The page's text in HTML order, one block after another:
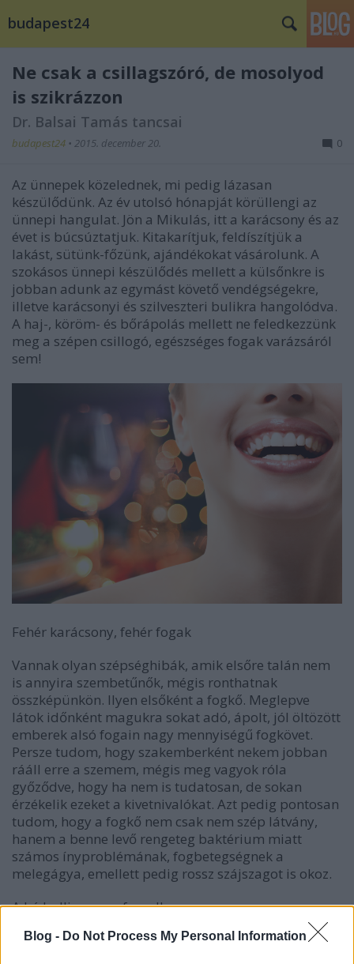
Blog - Do Not Process My Personal Information
budapest24
Ne csak a csillagszóró, de mosolyod
is szikrázzon
Dr. Balsai Tamás tancsai
budapest24 • 2015. december 20. 0
Az ünnepek közelednek, mi pedig lázasan
készülődünk. Az év utolsó hónapját körüllengi az
ünnepi hangulat. Jön a Mikulás, itt a karácsony és az
évet is búcsúztatjuk. Kitakarítjuk, feldíszítjük a
lakást, sütünk-főzünk, ajándékokat vásárolunk. A
szokásos ünnepi készülődés mellett a külsőnkre is
jobban adunk az egymást követő vendégségekre,
illetve karácsonyi és szilveszteri bulikra hangolódva.
A haj-, köröm- és bőrápolás mellett ne feledkezzünk
meg a szépen csillogó, egészséges fogak varázsáról
sem!
Fehér karácsony, fehér fogak
Vannak olyan szépséghibák, amik elsőre talán nem
is annyira szembetűnők, mégis ronthatnak
összképünkön. Ilyen elsőként a fogkő. Meglepve
látok időnként magukra sokat adó, ápolt, jól öltözött
emberek alsó fogain nagy mennyiségű fogkövet.
Persze tudom, hogy szakemberként nekem jobban
rááll erre a szemem, mégis meg vagyok róla
győződve, hogy ha nem is tudatosan, de sokan
érzékelik ezeket a kivetnivalókat. Azt pedig pontosan
tudom, hogy a fogkő nem csak nem szép látvány,
hanem a benne levő rengeteg baktérium miatt
számos ínyproblémának, fogbetegségnek a
melegágya, emellett pedig rossz szájszagot is okoz.
A hó hulljon, ne a fogad!
A másik ilyen probléma a szuvas fog. A